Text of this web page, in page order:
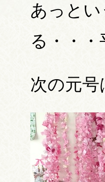
あっと
る・・
次の元